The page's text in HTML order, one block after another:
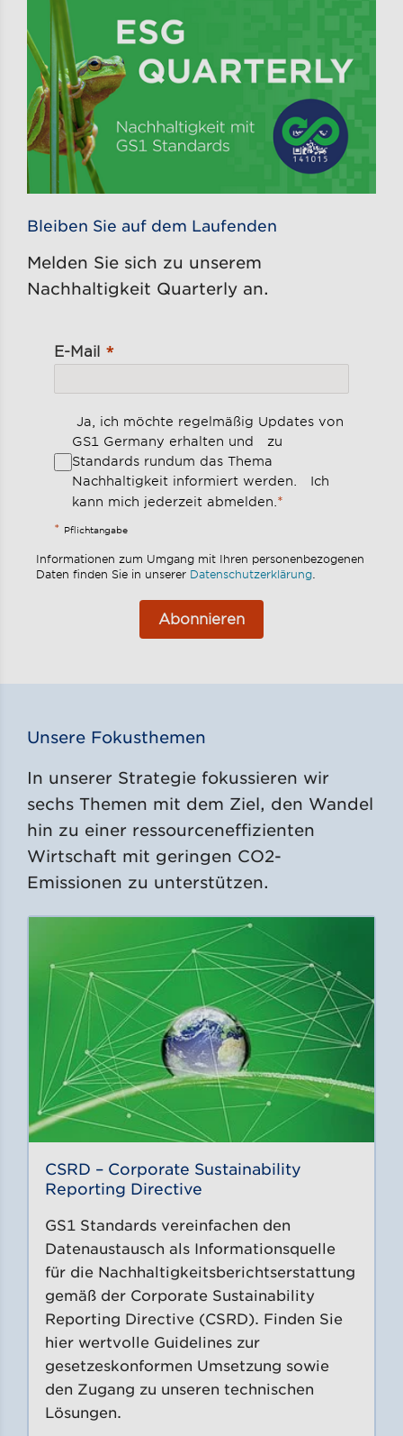
Bleiben Sie auf dem Laufenden
Melden Sie sich zu unserem
Nachhaltigkeit Quarterly an.
E-Mail
Ja, ich möchte regelmäßig Updates von
GS1 Germany erhalten und zu
Standards rundum das Thema
Nachhaltigkeit informiert werden. Ich
kann mich jederzeit abmelden. *
* Pflichtangabe
Informationen zum Umgang mit Ihren personenbezogenen
Daten finden Sie in unserer Datenschutzerklärung
Abonnieren
Unsere Fokusthemen
In unserer Strategie fokussieren wir
sechs Themen mit dem Ziel, den Wandel
hin zu einer ressourceneffizienten
Wirtschaft mit geringen CO2-
Emissionen zu unterstützen.
CSRD – Corporate Sustainability
Reporting Directive
GS1 Standards vereinfachen den
Datenaustausch als Informationsquelle
für die Nachhaltigkeitsberichtserstattung
gemäß der Corporate Sustainability
Reporting Directive (CSRD). Finden Sie
hier wertvolle Guidelines zur
gesetzeskonformen Umsetzung sowie
den Zugang zu unseren technischen
Lösungen.